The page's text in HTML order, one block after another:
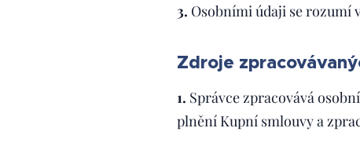
3. Osobními údaji se rozumí
Zdroje
1. Správce zpracovává
plnění Kupní smlouvy a